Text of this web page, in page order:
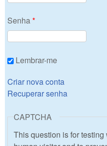
Senha *
Lembrar-me
Criar nova conta
Recuperar senha
CAPTCHA
This question is for